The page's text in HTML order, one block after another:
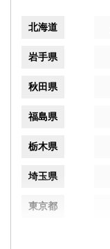
北海道
岩手県
秋田県
福島県
栃木県
埼玉県
東京都